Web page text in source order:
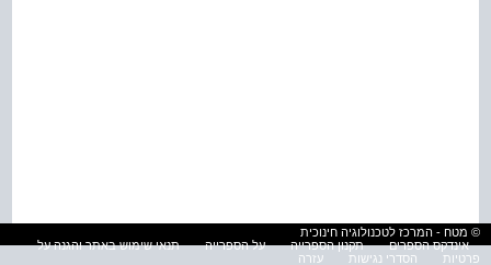
© מטח - המרכז לטכנולוגיה חינוכית
אינדקס הספרים
תקנון הספרייה על הספרייה
תנאי שימוש באתר והגנה על
פרטיות
הסדרי נגישות עזרה